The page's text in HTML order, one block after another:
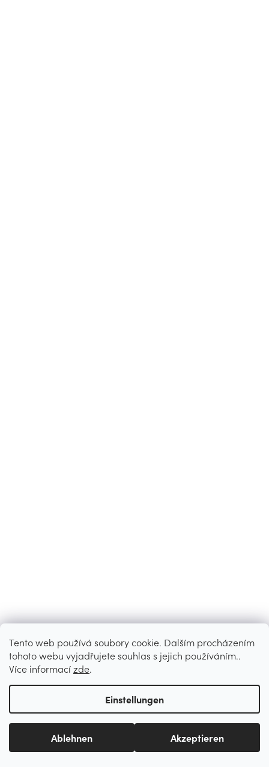
Tento web používá soubory cookie. Dalším procházením
tohoto webu vyjadřujete souhlas s jejich používáním..
Více informacízde.
Einstellungen
Ablehnen Akzeptieren